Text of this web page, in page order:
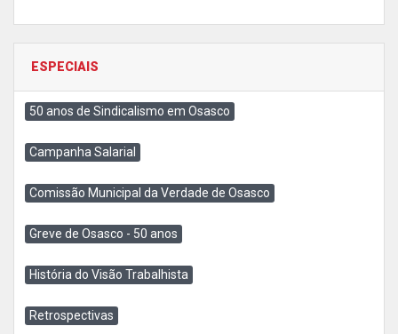
ESPECIAIS
50 anos de Sindicalismo em Osasco
Campanha Salarial
Comissão Municipal da Verdade de Osasco
Greve de Osasco - 50 anos
História do Visão Trabalhista
Retrospectivas